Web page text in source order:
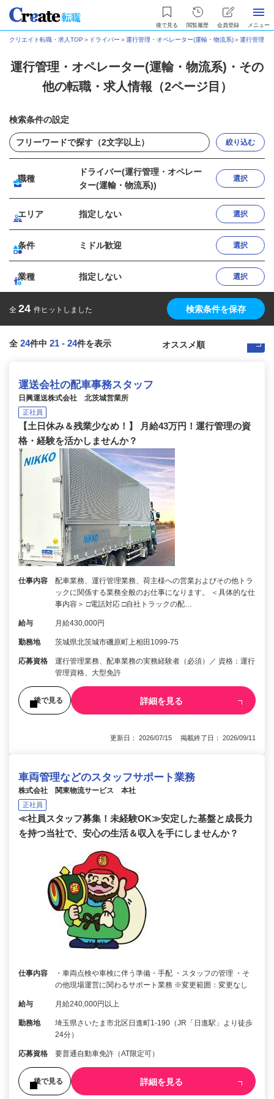
後で見る 閲覧履歴 会員登録 メニュー
クリエイト転職・求人TOP ＞ ドライバー ＞運行管理・オペレーター(運輸・物流系)＞運行管理・
運行管理・オペレーター(運輸・物流系)・その
他の転職・求人情報（2ページ目）
検索条件の設定
絞り込む
職種
ドライバー(運行管理・オペレー
ター(運輸・物流系))
選択
エリア 指定しない 選択
条件 ミドル歓迎 選択
業種 指定しない 選択
全 24 件ヒットしました 検索条件を保存
全 24件中 21 - 24件を表示
運送会社の配車事務スタッフ
日興運送株式会社 北茨城営業所
正社員
【土日休み＆残業少なめ！】 月給43万円！運行管理の資
格・経験を活かしませんか？
仕事内容
配車業務、運行管理業務、荷主様への営業およびその他トラ
ックに関係する業務全般のお仕事になります。 ＜具体的な仕
事内容＞ □電話対応 □自社トラックの配…
給与 月給430,000円
勤務地 茨城県北茨城市磯原町上相田1099-75
応募資格
運行管理業務、配車業務の実務経験者（必須）／ 資格：運行
管理資格、大型免許
後で見る 詳細を見る
更新日： 2026/07/15 掲載終了日： 2026/09/11
車両管理などのスタッフサポート業務
株式会社 関東物流サービス 本社
正社員
≪社員スタッフ募集！未経験OK≫安定した基盤と成長力
を持つ当社で、安心の生活＆収入を手にしませんか？
仕事内容
・車両点検や車検に伴う準備・手配 ・スタッフの管理 ・そ
の他現場運営に関わるサポート業務 ※変更範囲：変更なし
給与 月給240,000円以上
勤務地
埼玉県さいたま市北区日進町1-190（JR「日進駅」より徒歩
24分）
応募資格 要普通自動車免許（AT限定可）
後で見る 詳細を見る